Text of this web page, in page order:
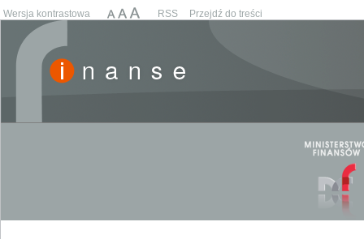
Wersja kontrastowa RSS Przejdź do treści